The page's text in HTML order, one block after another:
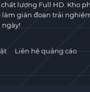
lượng Full HD. Kho
làm gián đoạn trải
ngày!
Liên hệ quảng cáo